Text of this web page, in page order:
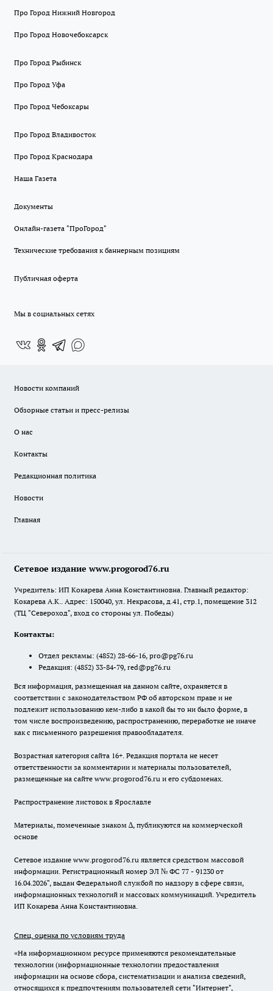
Про Город Нижний Новгород
Про Город Новочебоксарск
Про Город Рыбинск
Про Город Уфа
Про Город Чебоксары
Про Город Владивосток
Про Город Краснодара
Наша Газета
Документы
Онлайн-газета "ПроГород"
Технические требования к баннерным позициям
Публичная оферта
Мы в социальных сетях
Новости компаний
Обзорные статьи и пресс-релизы
О нас
Контакты
Редакционная политика
Новости
Главная
Сетевое издание www.progorod76.ru
Учредитель: ИП Кокарева Анна Константиновна. Главный редактор:
Кокарева А.К.. Адрес: 150040, ул. Некрасова, д.41, стр.1, помещение 312
(ТЦ "Североход", вход со стороны ул. Победы)
Контакты:
Отдел рекламы: (4852) 28-66-16, pro@pg76.ru
Редакция: (4852) 33-84-79, red@pg76.ru
Вся информация, размещенная на данном сайте, охраняется в
соответствии с законодательством РФ об авторском праве и не
подлежит использованию кем-либо в какой бы то ни было форме, в
том числе воспроизведению, распространению, переработке не иначе
как с письменного разрешения правообладателя.
Возрастная категория сайта 16+. Редакция портала не несет
ответственности за комментарии и материалы пользователей,
размещенные на сайте www.progorod76.ru и его субдоменах.
Распространение листовок в Ярославле
Материалы, помеченные знаком ∆, публикуются на коммерческой
основе
Сетевое издание www.progorod76.ru является средством массовой
информации. Регистрационный номер ЭЛ № ФС 77 - 91230 от
16.04.2026", выдан Федеральной службой по надзору в сфере связи,
информационных технологий и массовых коммуникаций. Учредитель
ИП Кокарева Анна Константиновна.
Спец. оценка по условиям труда
«На информационном ресурсе применяются рекомендательные
технологии (информационные технологии предоставления
информации на основе сбора, систематизации и анализа сведений,
относящихся к предпочтениям пользователей сети "Интернет",